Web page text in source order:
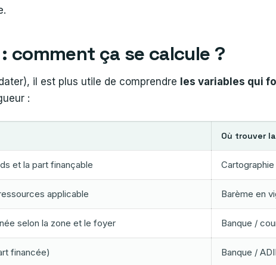
comment ça se calcule ?
il est plus utile de comprendre les variables qui
:
Où trouver
et la part finançable
applicable Barème en
selon la zone et le foyer Banque /
financée) Banque /